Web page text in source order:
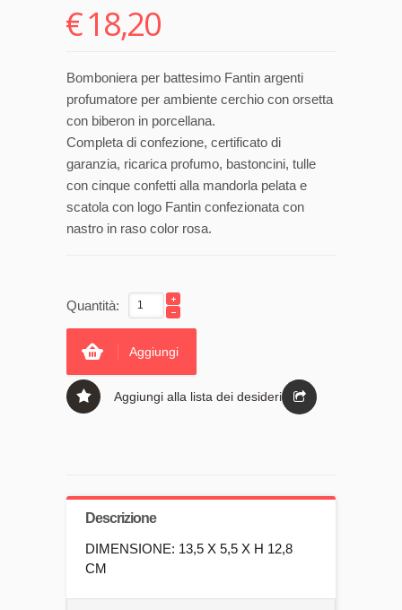
€18,20
Bomboniera per battesimo Fantin argenti
profumatore per ambiente cerchio con orsetta
con biberon in porcellana.
Completa di confezione, certificato di
garanzia, ricarica profumo, bastoncini, tulle
con cinque confetti alla mandorla pelata e
scatola con logo Fantin confezionata con
nastro in raso color rosa.
Quantità:
Aggiungi
Aggiungi alla lista dei desideri
Descrizione
DIMENSIONE: 13,5 X 5,5 X H 12,8
CM